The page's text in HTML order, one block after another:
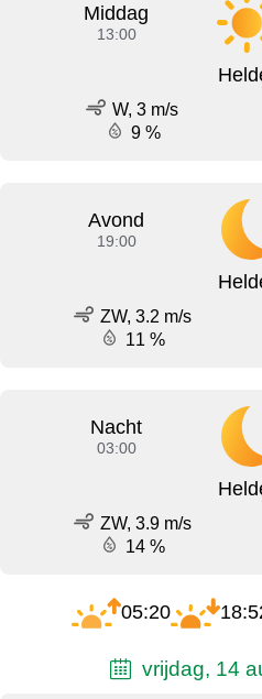
Middag
13:00
W, 3 m/s
9 %
Avond
19:00
ZW, 3.2 m/s
11 %
Nacht
03:00
ZW, 3.9 m/s
14 %
05:20
vrijdag, 14